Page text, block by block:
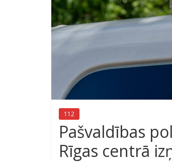
112
Pašvaldības
Rīgas centrā